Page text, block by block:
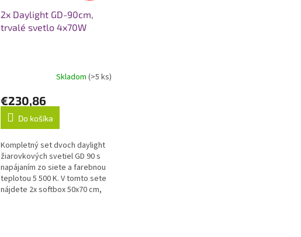
2x Daylight GD-90cm,
trvalé svetlo 4x70W
Skladom(>5 ks)
€230,86
Do košíka
Kompletný set dvoch daylight
žiarovkových svetiel GD 90 s
napájaním zo siete a farebnou
teplotou 5 500 K. V tomto sete
nájdete 2x softbox 50x70 cm,